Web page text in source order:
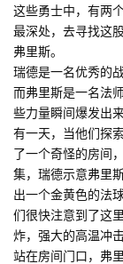
这些勇士中，有两
最深处，去寻找这
弗里斯。
瑞德是一名优秀的
而弗里斯是一名法
些力量瞬间爆发出
有一天，当他们探
了一个奇怪的房间
集，瑞德示意弗里
出一个金黄色的法
们很快注意到了这
炸，强大的高温冲
站在房间门口，弗